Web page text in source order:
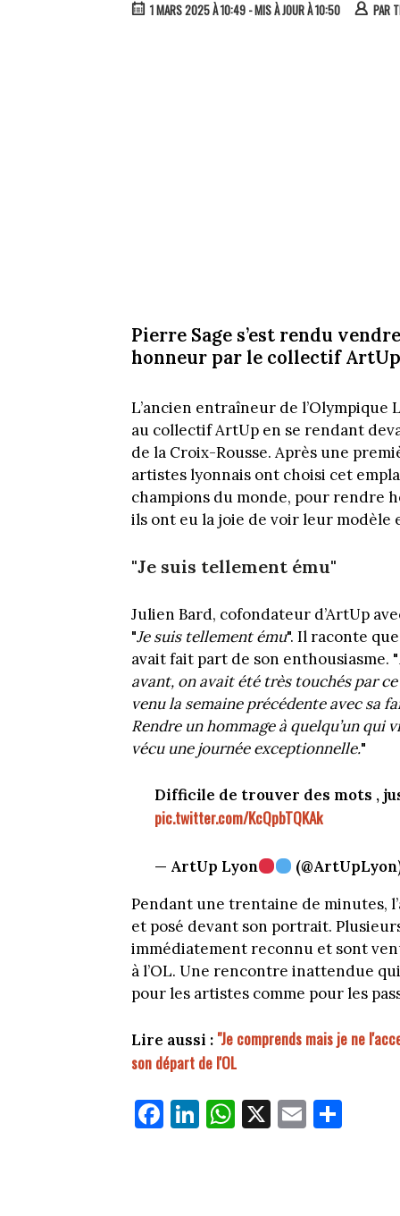
1 MARS 2025 À 10:49 - MIS À JOUR À 10:50 PAR
Pierre Sage s’est rendu
honneur par le collectif
L’ancien entraîneur de l’Olympique
au collectif ArtUp en se rendant
de la Croix-Rousse. Après une
artistes lyonnais ont choisi cet
champions du monde, pour rendre
ils ont eu la joie de voir leur
"Je suis tellement ému"
Julien Bard, cofondateur d’ArtUp
"Je suis tellement ému". Il raconte
avait fait part de son enthousiasme. "
avant, on avait été très touchés par
venu la semaine précédente avec sa
Rendre un hommage à quelqu’un qui
vécu une journée exceptionnelle."
Difficile de trouver des mots ,
pic.twitter.com/KcQpbTQKAk
— ArtUp Lyon
Pendant une trentaine de minutes,
et posé devant son portrait.
immédiatement reconnu et sont
à l’OL. Une rencontre inattendue
pour les artistes comme pour les
Lire aussi : "Je comprends mais je ne
son départ de l'OL
Fa
ce
Li
nk
W
ha
X E
m